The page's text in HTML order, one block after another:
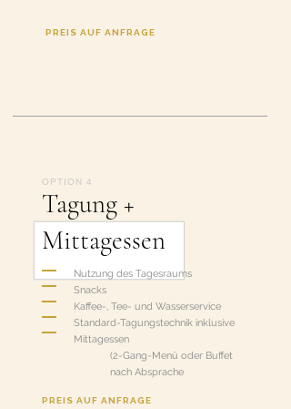
PREIS AUF ANFRAGE
Tagung +
Mittagessen
PREIS AUF ANFRAGE
OPTION 4
Nutzung des Tagesraums
Snacks
Kaffee-, Tee- und Wasserservice
Standard-Tagungstechnik inklusive
Mittagessen
(2-Gang-Menü oder Buffet
nach Absprache